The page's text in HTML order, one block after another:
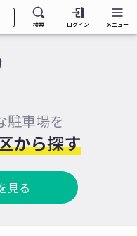
検索 ログイン メニュー
駐車場を
から探す
見る